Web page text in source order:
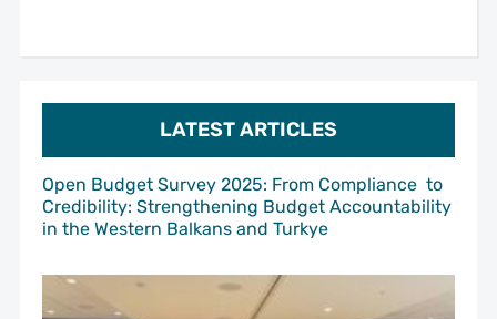
LATEST ARTICLES
Open Budget Survey 2025: From Compliance to
Credibility: Strengthening Budget Accountability
in the Western Balkans and Turkye